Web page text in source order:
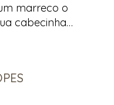
marreco o
cabecinha…